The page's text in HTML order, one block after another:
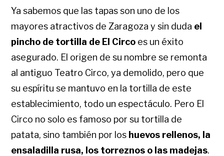
Ya sabemos que las tapas son uno de los
mayores atractivos de Zaragoza y sin duda el
pincho de tortilla de El Circo es un éxito
asegurado. El origen de su nombre se remonta
al antiguo Teatro Circo, ya demolido, pero que
su espíritu se mantuvo en la tortilla de este
establecimiento, todo un espectáculo. Pero El
Circo no solo es famoso por su tortilla de
patata, sino también por los huevos rellenos, la
ensaladilla rusa, los torreznos o las madejas.